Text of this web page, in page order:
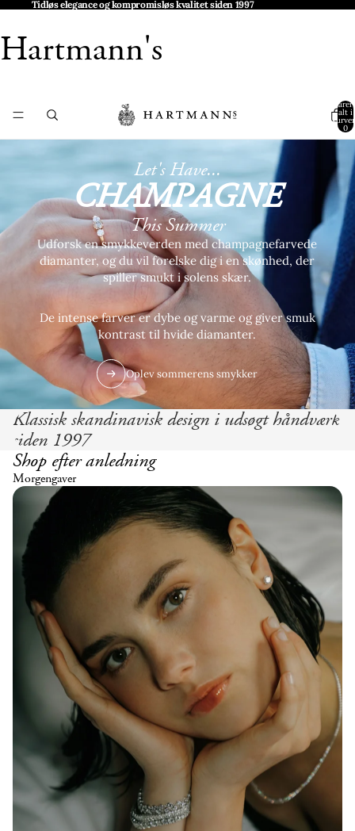
Tidløs elegance og kompromisløs kvalitet siden 1997
Hartmann's
alt i
0
Let's Have...
CHAMPAGNE
This Summer
Udforsk en smykkeverden med champagnefarvede
diamanter, og du vil forelske dig i en skønhed, der
spiller smukt i solens skær.
De intense farver er dybe og varme og giver smuk
kontrast til hvide diamanter.
Oplev sommerens smykker
Klassisk skandinavisk design i udsøgt håndværk
siden 1997
Shop efter anledning
Morgengaver